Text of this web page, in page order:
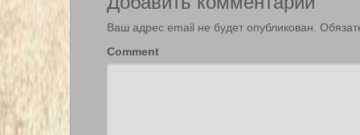
Ваш адрес email не будет опубликован.
Comment